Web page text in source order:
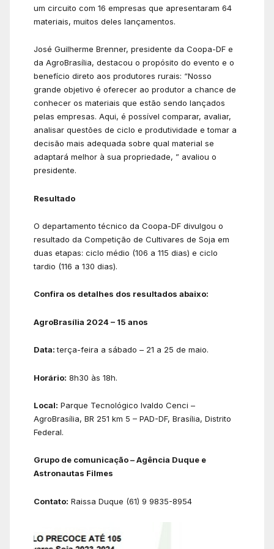
um circuito com 16 empresas que apresentaram 64
materiais, muitos deles lançamentos.
José Guilherme Brenner, presidente da Coopa-DF e
da AgroBrasília, destacou o propósito do evento e o
benefício direto aos produtores rurais: “Nosso
grande objetivo é oferecer ao produtor a chance de
conhecer os materiais que estão sendo lançados
pelas empresas. Aqui, é possível comparar, avaliar,
analisar questões de ciclo e produtividade e tomar a
decisão mais adequada sobre qual material se
adaptará melhor à sua propriedade, ” avaliou o
presidente.
Resultado
O departamento técnico da Coopa-DF divulgou o
resultado da Competição de Cultivares de Soja em
duas etapas: ciclo médio (106 a 115 dias) e ciclo
tardio (116 a 130 dias).
Confira os detalhes dos resultados abaixo:
AgroBrasília 2024 – 15 anos
Data:terça-feira a sábado – 21 a 25 de maio.
Horário: 8h30 às 18h.
Local: Parque Tecnológico Ivaldo Cenci –
AgroBrasília, BR 251 km 5 – PAD-DF, Brasília, Distrito
Federal.
Grupo de comunicação – Agência Duque e
Astronautas Filmes
Contato: Raissa Duque (61) 9 9835-8954